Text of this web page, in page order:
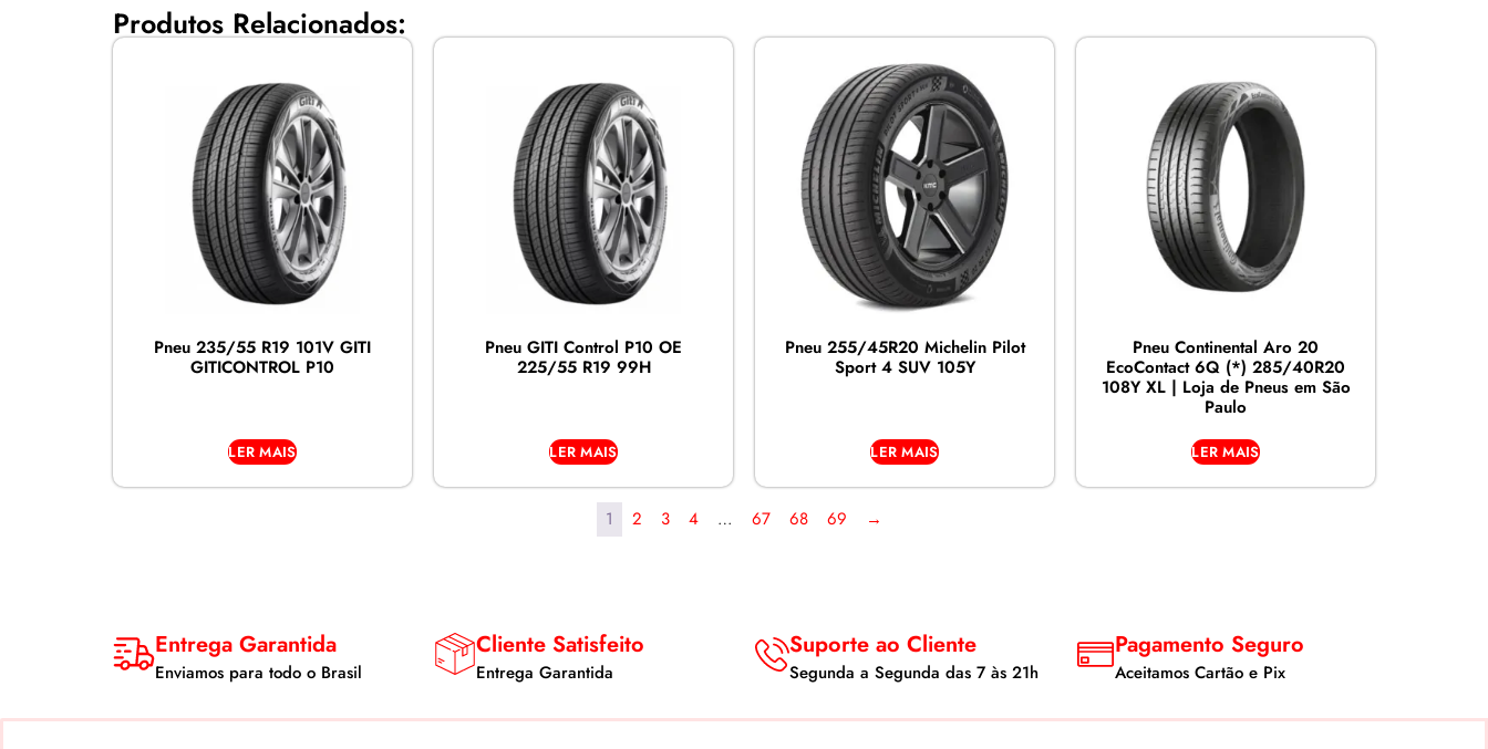
Produtos Relacionados:
Pneu 235/55 R19 101V GITI
GITICONTROL P10
LER MAIS
Pneu GITI Control P10 OE
225/55 R19 99H
LER MAIS
Pneu 255/45R20 Michelin Pilot
Sport 4 SUV 105Y
LER MAIS
Pneu Continental Aro 20
EcoContact 6Q (*) 285/40R20
108Y XL | Loja de Pneus em São
Paulo
LER MAIS
1 2 3 4 … 67 68 69 →
Entrega Garantida
Enviamos para todo o Brasil
Cliente Satisfeito
Entrega Garantida
Suporte ao Cliente
Segunda a Segunda das 7 às 21h
Pagamento Seguro
Aceitamos Cartão e Pix